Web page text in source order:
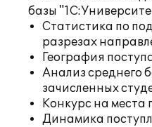
базы
Статистика по
разрезах
География
Анализ среднего
зачисленных
Конкурс на места
Динамика